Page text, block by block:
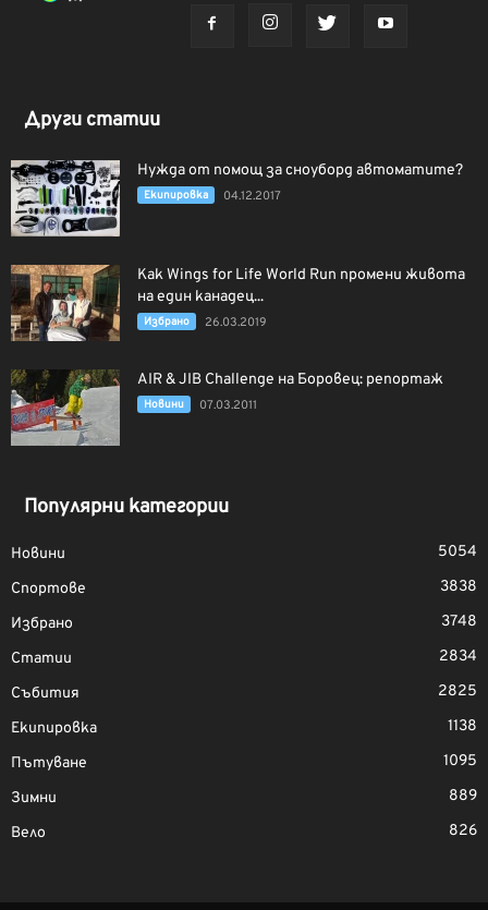
Други статии
Нужда от помощ за сноуборд автоматите?
Екипировка 04.12.2017
Как Wings for Life World Run промени живота
на един канадец...
Избрано 26.03.2019
AIR & JIB Challenge на Боровец: репортаж
Новини 07.03.2011
Популярни категории
Новини
5054
Спортове
3838
Избрано
3748
Статии
2834
Събития
2825
Екипировка
1138
Пътуване
1095
Зимни
889
Вело
826